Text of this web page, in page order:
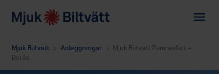
menu
Mjuk Biltvätt chevron_right Anläggningar chevron_right
Mjuk Biltvätt Ramnaslätt –
Borås